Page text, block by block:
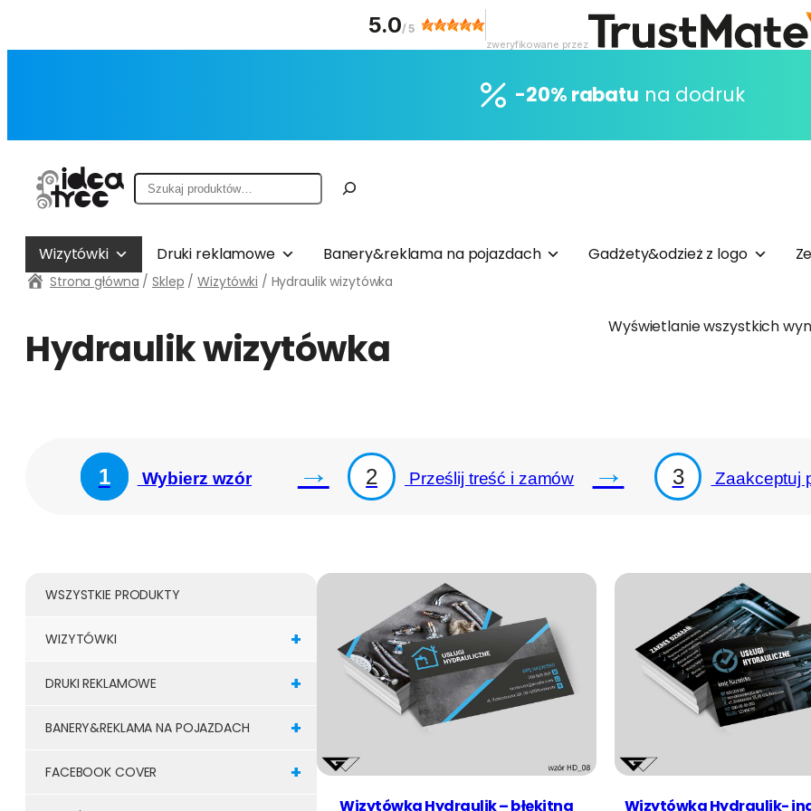
-20% rabatu na dodruk
Szukaj
Wizytówki Druki reklamowe Banery&reklama na pojazdach Gadżety&odzież z logo
Strona główna / Sklep / Wizytówki / Hydraulik wizytówka
Hydraulik wizytówka Wyświetlanie wszystkich
1 Wybierz wzór → 2 Prześlij treść i zamów → 3 Zaakceptuj
WSZYSTKIE PRODUKTY
+
WIZYTÓWKI
+
DRUKI REKLAMOWE
+
BANERY&REKLAMA NA POJAZDACH
+
FACEBOOK COVER
Wizytówka Hydraulik – błękitna Wizytówka Hydraulik-
5.0/ 5
zweryfikowane przez